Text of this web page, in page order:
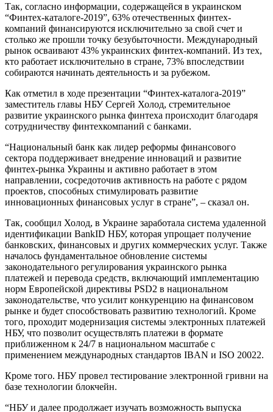
Так, согласно информации, содержащейся в украинском
“Финтех-каталоге-2019”, 63% отечественных финтех-
компаний финансируются исключительно за свой счет и
столько же прошли точку безубыточности. Международный
рынок осваивают 43% украинских финтех-компаний. Из тех,
кто работает исключительно в стране, 73% впоследствии
собираются начинать деятельность и за рубежом.
Как отметил в ходе презентации “Финтех-каталога-2019”
заместитель главы НБУ Сергей Холод, стремительное
развитие украинского рынка финтеха происходит благодаря
сотрудничеству финтехкомпаний с банками.
“Национальный банк как лидер реформы финансового
сектора поддерживает внедрение инноваций и развитие
финтех-рынка Украины и активно работает в этом
направлении, сосредоточив активность на работе с рядом
проектов, способных стимулировать развитие
инновационных финансовых услуг в стране”, – сказал он.
Так, сообщил Холод, в Украине заработала система удаленной
идентификации BankID НБУ, которая упрощает получение
банковских, финансовых и других коммерческих услуг. Также
началось фундаментальное обновление системы
законодательного регулирования украинского рынка
платежей и перевода средств, включающий имплементацию
норм Европейской директивы PSD2 в национальном
законодательстве, что усилит конкуренцию на финансовом
рынке и будет способствовать развитию технологий. Кроме
того, проходит модернизация системы электронных платежей
НБУ, что позволит осуществлять платежи в формате
приближенном к 24/7 в национальном масштабе с
применением международных стандартов IBAN и ISO 20022.
Кроме того. НБУ провел тестирование электронной гривни на
базе технологии блокчейн.
“НБУ и далее продолжает изучать возможность выпуска